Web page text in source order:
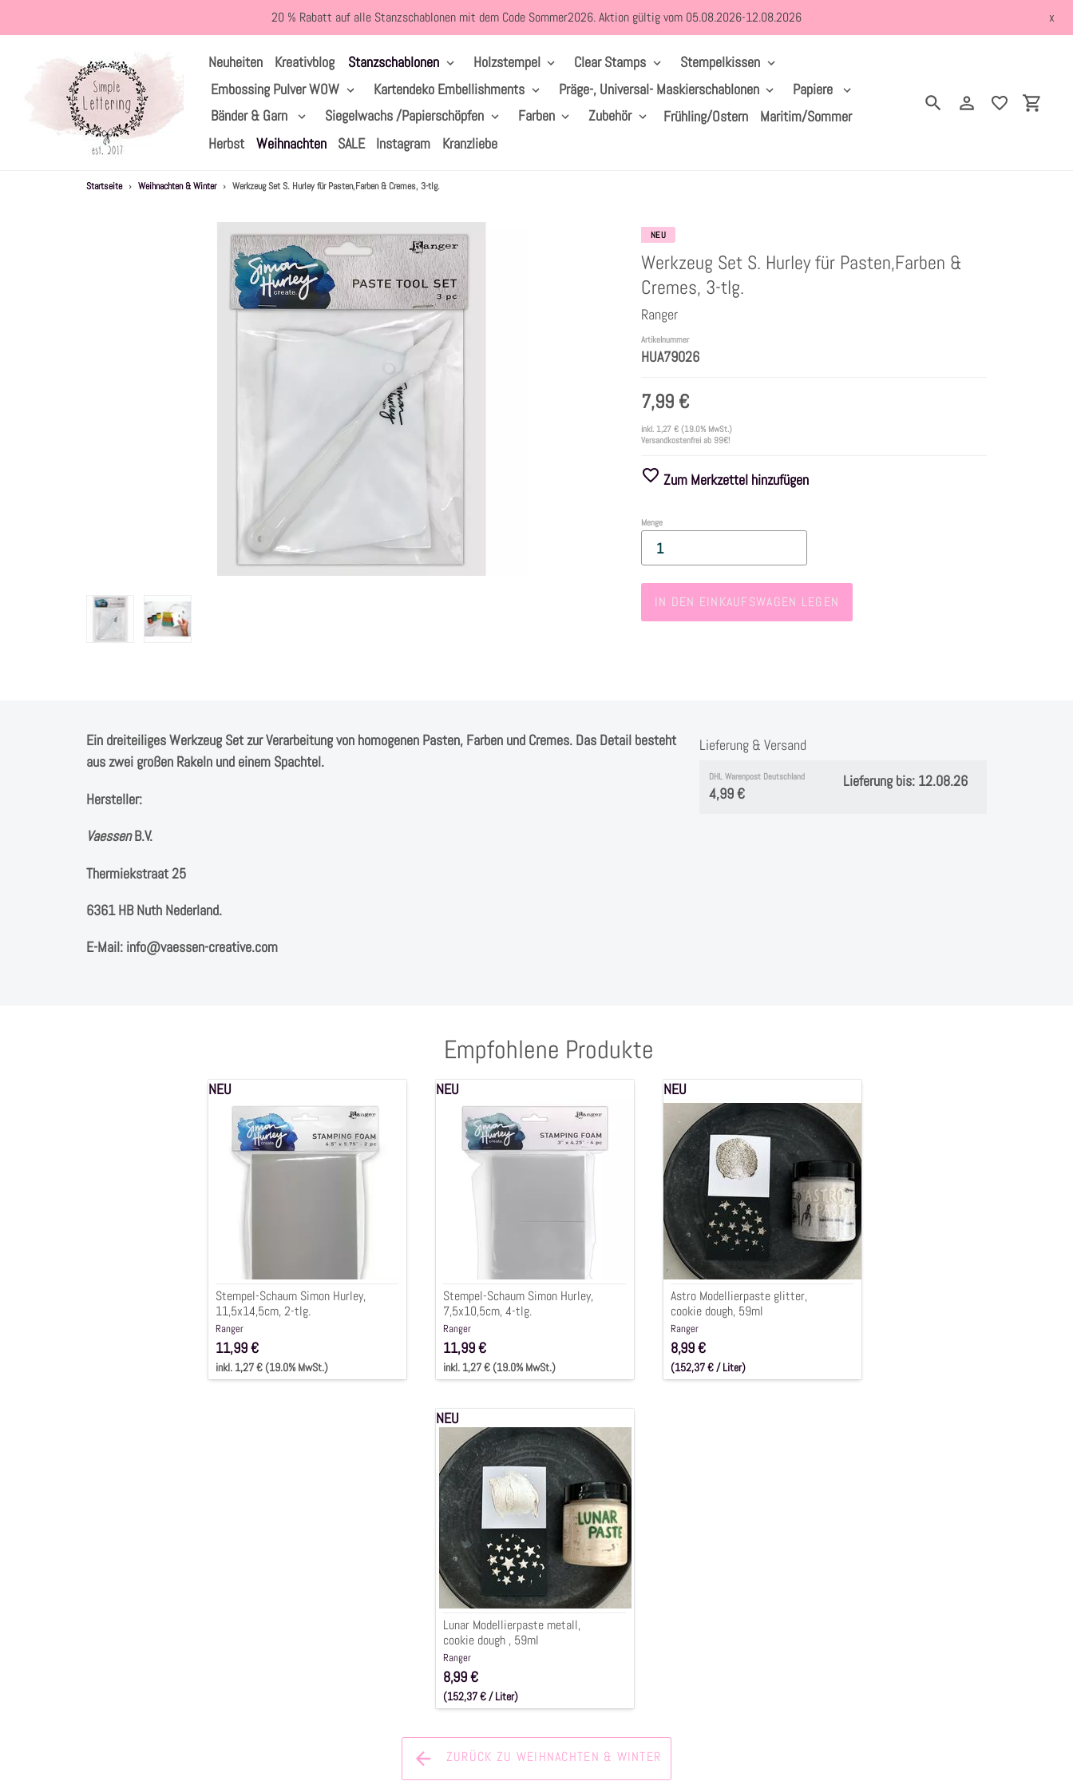
zum
20 % Rabatt auf alle Stanzschablonen mit dem Code Sommer2026. Aktion gültig vom 05.08.2026-12.08.2026 x
Neuheiten Kreativblog Stanzschablonen Holzstempel Clear Stamps
Stempelkissen
Embossing Pulver WOW
Kartendeko Embellishments Präge-, Universal- Maskierschablonen
Papiere
Bänder & Garn
Siegelwachs /Papierschöpfen Farben Zubehör Frühling/Ostern
Maritim/Sommer
Herbst
Weihnachten SALE Instagram Kranzliebe
SuchenEinloggen
Startseite › Weihnachten & Winter › Werkzeug Set S. Hurley für Pasten,Farben & Cremes, 3-tlg.
NEU
Werkzeug Set S. Hurley für Pasten,Farben &
Cremes, 3-tlg.
Ranger
Artikelnummer
HUA79026
7,99 €
inkl. 1,27 €(19.0% MwSt.)
Versandkostenfrei ab 99€!
Zum Merkzettel hinzufügen
Menge
IN DEN EINKAUFSWAGEN LEGEN
Ein dreiteiliges Werkzeug Set zur Verarbeitung von homogenen Pasten, Farben und Cremes. Das Detail besteht
aus zwei großen Rakeln und einem Spachtel.
Hersteller:
VaessenB.V. ⁠
Thermiekstraat 25 ⁠
6361 HB Nuth ⁠⁠Nederland.
E-Mail: info@vaessen-creative.com
Lieferung & Versand
DHL Warenpost Deutschland
4,99 €
Lieferung bis: 12.08.26
Empfohlene Produkte
Stempel-
Schaum
Simon
Hurley,
11,5x14,5cm,
NEU
Stempel-Schaum Simon Hurley,
11,5x14,5cm, 2-tlg.
Ranger
11,99 €
inkl. 1,27 € (19.0% MwSt.)
Stempel-
Schaum
Simon
Hurley,
7,5x10,5cm,
NEU
Stempel-Schaum Simon Hurley,
7,5x10,5cm, 4-tlg.
Ranger
11,99 €
inkl. 1,27 € (19.0% MwSt.)
Astro
Modellierpaste
glitter,
cookie
dough,
59ml
NEU
Astro Modellierpaste glitter,
cookie dough, 59ml
Ranger
8,99 €
(152,37 € / Liter)
Lunar
Modellierpaste
metall,
cookie
dough
,
59ml
NEU
Lunar Modellierpaste metall,
cookie dough , 59ml
Ranger
8,99 €
(152,37 € / Liter)
ZURÜCK ZU WEIHNACHTEN & WINTER